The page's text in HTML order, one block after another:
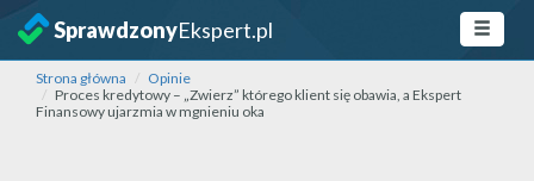
SprawdzonyEkspert.pl
Strona główna
Opinie
Proces kredytowy – „Zwierz” którego klient się obawia, a Ekspert
Finansowy ujarzmia w mgnieniu oka